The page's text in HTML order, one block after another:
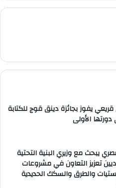
يفوز بجائزة دينق قوج للكتابة
الأولى
يبحث مع وزيري البنية التحتية
تعزيز التعاون في مشروعات
والطرق والسكك الحديدية